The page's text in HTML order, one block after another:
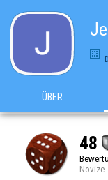
ÜBER
48
Novize